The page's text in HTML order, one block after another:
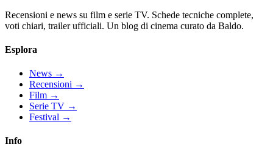
Recensioni e news su film e serie TV. Schede tecniche complete,
voti chiari, trailer ufficiali. Un blog di cinema curato da Baldo.
Esplora
News →
Recensioni →
Film →
Serie TV →
Festival →
Info